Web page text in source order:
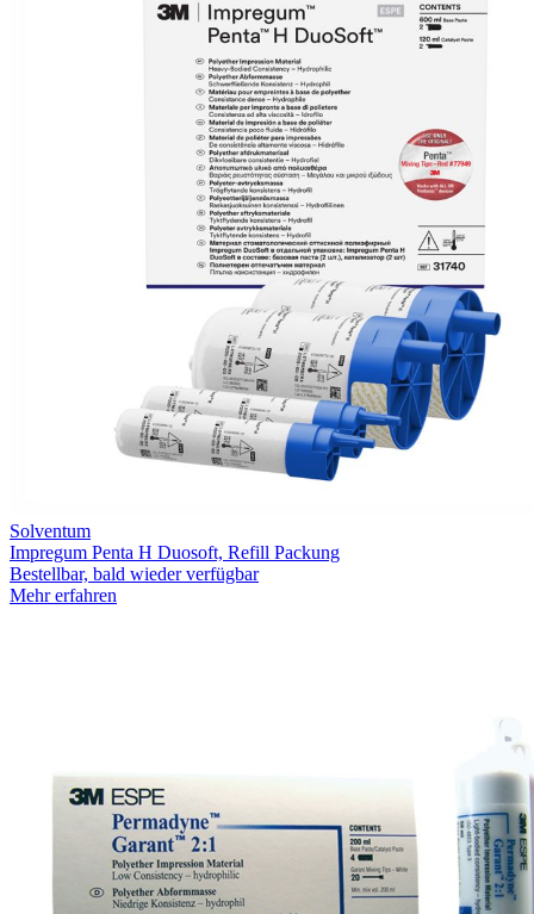
Solventum
Impregum Penta H Duosoft, Refill Packung
Bestellbar, bald wieder verfügbar
Mehr erfahren